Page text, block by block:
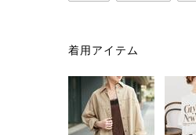
着用アイテム